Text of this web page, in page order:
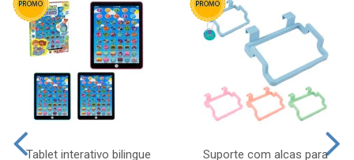
Tablet interativo bilingue
Suporte com alcas para